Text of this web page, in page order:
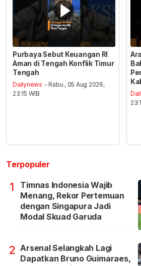
Purbaya Sebut Keuangan RI
Aman di Tengah Konflik Timur
Tengah
Dailynews - Rabu , 05 Aug 2026,
23:15 WIB
Terpopuler
1
Timnas Indonesia Wajib
Menang, Rekor Pertemuan
dengan Singapura Jadi
Modal Skuad Garuda
2 Arsenal Selangkah Lagi
Dapatkan Bruno Guimaraes,